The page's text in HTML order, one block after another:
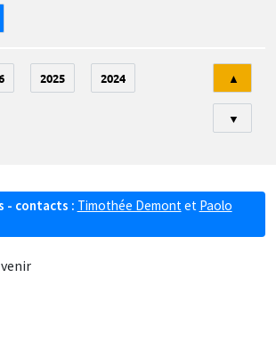
2025 2024 ▲
▼
- contacts : Timothée Demont et Paolo